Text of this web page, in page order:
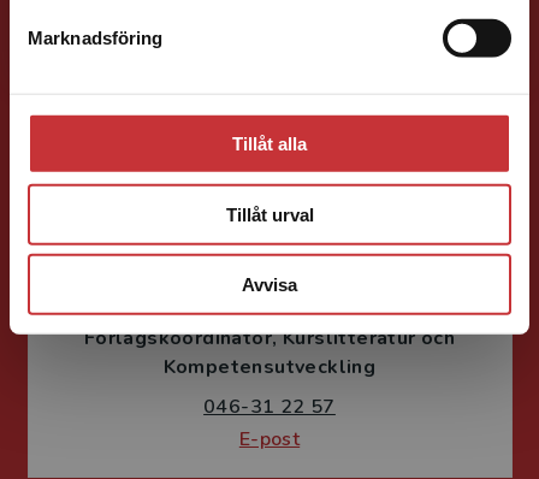
Marknadsföring
Tillåt alla
Tillåt urval
Avvisa
Förlagskoordinator Kurslitteratur och
Kompetensutveckling
046-31 22 57
E-post